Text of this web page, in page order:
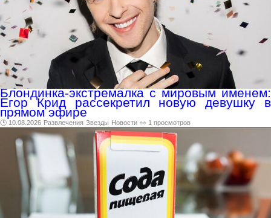
Блондинка-экстремалка с мировым именем:
Егор Крид рассекретил новую девушку в
прямом эфире
🕑 10.08.2026 Развлечения Звезды Новости 👀 1 просмотров